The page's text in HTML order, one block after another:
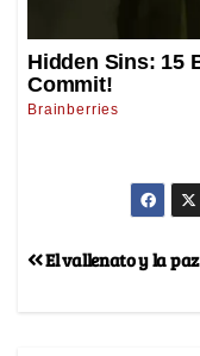
El vallenato y la paz